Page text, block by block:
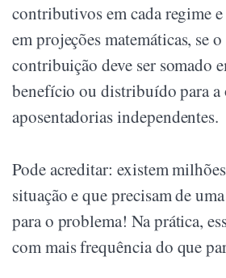
contributivos em cada regime
em projeções matemáticas, se
contribuição deve ser somado
benefício ou distribuído para a
aposentadorias independentes.
Pode acreditar: existem
situação e que precisam de
para o problema! Na prática,
com mais frequência do que